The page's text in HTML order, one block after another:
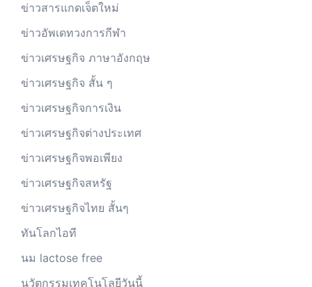
ข่าวสารแกดเจ็ตใหม่
ข่าวอัพเดทวงการกีฬา
ข่าวเศรษฐกิจ ภาษาอังกฤษ
ข่าวเศรษฐกิจ สั้น ๆ
ข่าวเศรษฐกิจการเงิน
ข่าวเศรษฐกิจต่างประเทศ
ข่าวเศรษฐกิจพอเพียง
ข่าวเศรษฐกิจสหรัฐ
ข่าวเศรษฐกิจไทย สั้นๆ
ทันโลกไอที
นม lactose free
นวัตกรรมเทคโนโลยีวันนี้